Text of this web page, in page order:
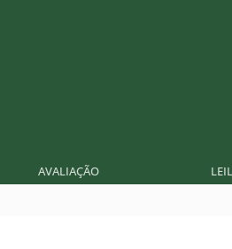
AVALIAÇÃO